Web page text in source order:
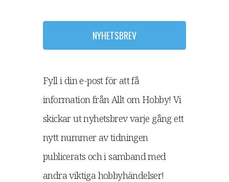
NYHETSBREV
Fyll i din e-post för att få
information från Allt om Hobby! Vi
skickar ut nyhetsbrev varje gång ett
nytt nummer av tidningen
publicerats och i samband med
andra viktiga hobbyhändelser!